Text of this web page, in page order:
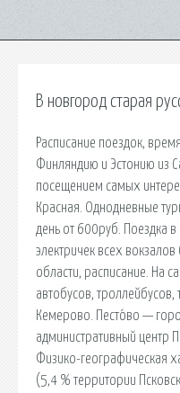
В новгород старая
Расписание поездок,
Финляндию и Эстонию из
посещением самых
Красная. Однодневные
день от 600руб. Поездка
электричек всех
области, расписание. На
автобусов,
Кемерово. Песто́во —
административный центр
Физико-географическая
(5,4 % территории